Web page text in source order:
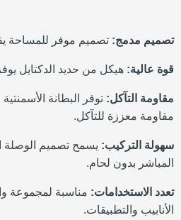
تصميم مدمج: تصميم موفر للمساحة
قوة عالية: هيكل من حديد الدكتايل
مقاومة التآكل: توفر البطانة
مقاومة معززة للتآكل.
سهولة التركيب: يسمح تصميم الوصلة
المباشر بدون لحام.
تعدد الاستخدامات: مناسبة لمجموعة
الأنابيب والتطبيقات.